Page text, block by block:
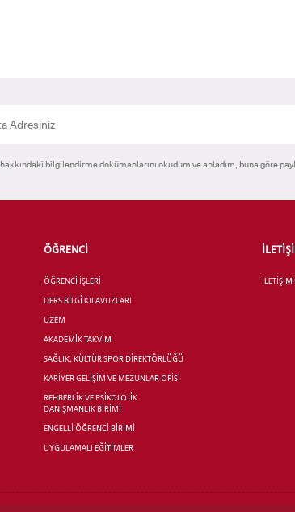
hakkındaki bilgilendirme dokümanlarını okudum ve anladım, buna göre
ÖĞRENCİ
ÖĞRENCİ İŞLERİ
DERS BİLGİ KILAVUZLARI
UZEM
AKADEMİK TAKVİM
SAĞLIK, KÜLTÜR SPOR DİREKTÖRLÜĞÜ
KARİYER GELİŞİM VE MEZUNLAR OFİSİ
REHBERLİK VE PSİKOLOJİK
DANIŞMANLIK BİRİMİ
ENGELLİ ÖĞRENCİ BİRİMİ
UYGULAMALI EĞİTİMLER
İLETİŞİM